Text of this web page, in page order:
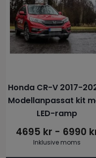
Honda CR-V 2017-
Modellanpassat kit
LED-ramp
4695 kr - 6990
Inklusive moms
har
flera
varianter.
De
alternativen
kan
produktsidan